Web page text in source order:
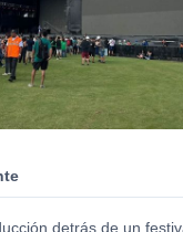
LED
LED de
detrás de un